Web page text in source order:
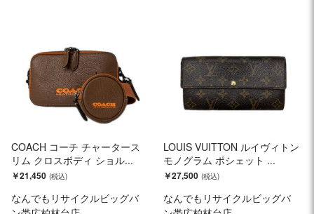
COACH コーチ チャータース
リム クロスボディ ショル...
￥21,450
なんでもリサイクルビッグバ
LOUIS VUITTON ルイヴィトン
モノグラム ポシェット ...
￥27,500
なんでもリサイクルビッグバ